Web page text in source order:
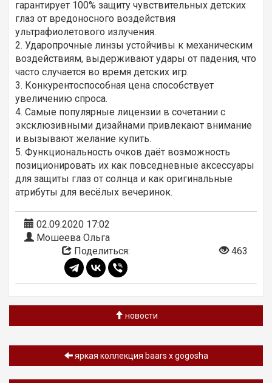
гарантирует 100% защиту чувствительных детских
глаз от вредоносного воздействия
ультрафиолетового излучения.
2. Ударопрочные линзы устойчивы к механическим
воздействиям, выдерживают удары от падения, что
часто случается во время детских игр.
3. Конкурентоспособная цена способствует
увеличению спроса.
4. Самые популярные лицензии в сочетании с
эксклюзивными дизайнами привлекают внимание
и вызывают желание купить.
5. Функциональность очков даёт возможность
позиционировать их как повседневные аксессуары
для защиты глаз от солнца и как оригинальные
атрибуты для весёлых вечеринок.
02.09.2020 17:02
Мошеева Ольга
Поделиться:
463
новости
яркая коллекция baars x gogosha